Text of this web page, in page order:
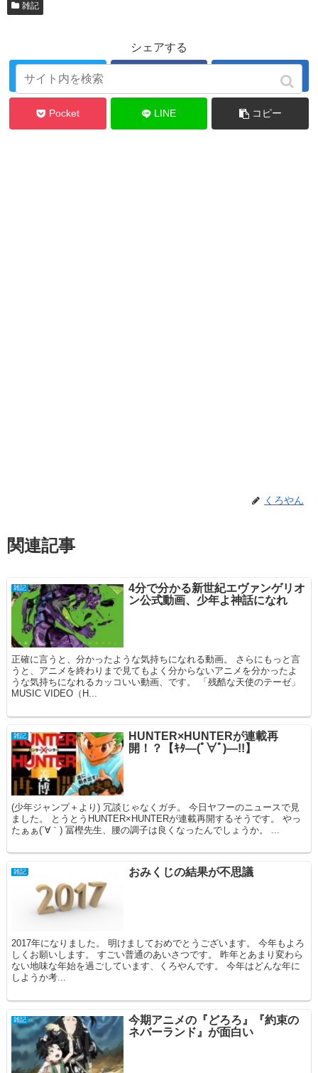
雑記
シェアする
Twitter はてブ
Pocket LINE コピー
くろやん
関連記事
雑記
4分で分かる新世紀エヴァンゲリオ
ン公式動画、少年よ神話になれ
正確に言うと、分かったような気持ちになれる動画。 さらにもっと言
うと、アニメを終わりまで見てもよく分からないアニメを分かったよ
うな気持ちになれるカッコいい動画、です。 「残酷な天使のテーゼ」
MUSIC VIDEO（H...
雑記
HUNTER×HUNTERが連載再
開！？【ｷﾀ―(ﾟ∀ﾟ)―!!】
(少年ジャンプ＋より) 冗談じゃなくガチ。 今日ヤフーのニュースで見
ました。 とうとうHUNTER×HUNTERが連載再開するそうです。 やっ
たぁぁ(´∀｀) 冨樫先生、腰の調子は良くなったんでしょうか。 ...
雑記 おみくじの結果が不思議
2017年になりました。 明けましておめでとうございます。 今年もよろ
しくお願いします。 すごい普通のあいさつです。 昨年とあまり変わら
ない地味な年始を過ごしています、くろやんです。 今年はどんな年に
しようか考...
雑記
今期アニメの『どろろ』『約束の
ネバーランド』が面白い